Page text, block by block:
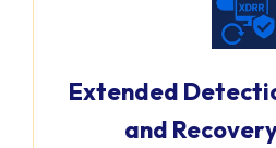
Extended
and